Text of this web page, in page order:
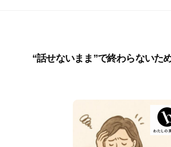
“話せないまま”で終わらないた